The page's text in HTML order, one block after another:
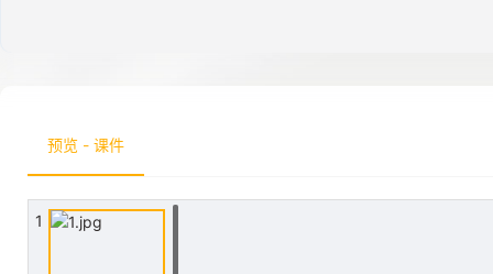
预览 - 课件
1